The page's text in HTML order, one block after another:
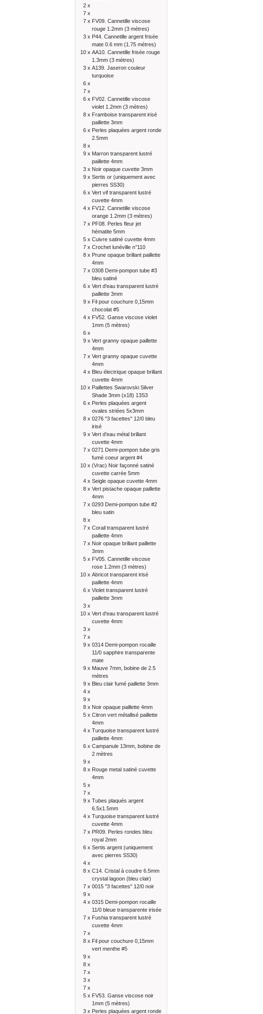
2 x
7 x
7 x FV09. Cannetille viscose
rouge 1.2mm (3 mètres)
3 x P44. Cannetille argent frisée
mate 0.6 mm (1.75 mètres)
10 x AA10. Cannetille frisée rouge
1.3mm (3 mètres)
3 x A139. Jaseron couleur
turquoise
6 x
7 x
6 x FV02. Cannetille viscose
violet 1.2mm (3 mètres)
8 x Framboise transparent irisé
paillette 3mm
6 x Perles plaquées argent ronde
2.5mm
8 x
9 x Marron transparent lustré
paillette 4mm
3 x Noir opaque cuvette 3mm
9 x Sertis or (uniquement avec
pierres SS30)
6 x Vert vif transparent lustré
cuvette 4mm
4 x FV12. Cannetille viscose
orange 1.2mm (3 mètres)
7 x PF08. Perles fleur jet
hématite 5mm
5 x Cuivre satiné cuvette 4mm
7 x Crochet lunéville n°110
8 x Prune opaque brillant paillette
4mm
7 x 0308 Demi-pompon tube #3
bleu satiné
6 x Vert d'eau transparent lustré
paillette 3mm
9 x Fil pour couchure 0,15mm
chocolat #5
4 x FV52. Ganse viscose violet
1mm (5 mètres)
6 x
9 x Vert granny opaque paillette
4mm
7 x Vert granny opaque cuvette
4mm
4 x Bleu électrique opaque brillant
cuvette 4mm
10 x Paillettes Swarovski Silver
Shade 3mm (x18) 13S3
6 x Perles plaquées argent
ovales striées 5x3mm
8 x 0276 "3 facettes" 12/0 bleu
irisé
9 x Vert d'eau métal brillant
cuvette 4mm
7 x 0271 Demi-pompon tube gris
fumé coeur argent #4
10 x (Vrac) Noir façonné satiné
cuvette carrée 5mm
4 x Seigle opaque cuvette 4mm
8 x Vert pistache opaque paillette
4mm
7 x 0293 Demi-pompon tube #2
bleu satin
8 x
7 x Corail transparent lustré
paillette 4mm
7 x Noir opaque brillant paillette
3mm
5 x FV05. Cannetille viscose
rose 1.2mm (3 mètres)
10 x Abricot transparent irisé
paillette 4mm
6 x Violet transparent lustré
paillette 3mm
3 x
10 x Vert d'eau transparent lustré
cuvette 4mm
3 x
7 x
9 x 0314 Demi-pompon rocaille
11/0 sapphire transparente
mate
9 x Mauve 7mm, bobine de 2.5
mètres
9 x Bleu clair fumé paillette 3mm
4 x
9 x
8 x Noir opaque paillette 4mm
5 x Citron vert métallisé paillette
4mm
4 x Turquoise transparent lustré
paillette 4mm
6 x Campanule 13mm, bobine de
2 mètres
9 x
8 x Rouge metal satiné cuvette
4mm
5 x
7 x
9 x Tubes plaqués argent
6.5x1.5mm
4 x Turquoise transparent lustré
cuvette 4mm
7 x PR09. Perles rondes bleu
royal 2mm
6 x Sertis argent (uniquement
avec pierres SS30)
4 x
8 x C14. Cristal à coudre 6.5mm
crystal lagoon (bleu clair)
7 x 0015 "3 facettes" 12/0 noir
9 x
4 x 0315 Demi-pompon rocaille
11/0 bleue transparente irisée
7 x Fushia transparent lustré
cuvette 4mm
7 x
8 x Fil pour couchure 0,15mm
vert menthe #5
9 x
8 x
7 x
3 x
7 x
5 x FV53. Ganse viscose noir
1mm (5 mètres)
3 x Perles plaquées argent ronde